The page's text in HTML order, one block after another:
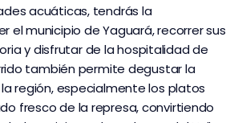
acuáticas, tendrás la
el municipio de Yaguará, recorrer sus
y disfrutar de la hospitalidad de
también permite degustar la
región, especialmente los platos
fresco de la represa, convirtiendo